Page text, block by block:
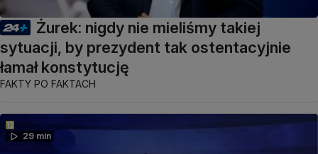
Żurek: nigdy nie mieliśmy takiej
sytuacji, by prezydent tak ostentacyjnie
łamał konstytucję
FAKTY PO FAKTACH
29 min